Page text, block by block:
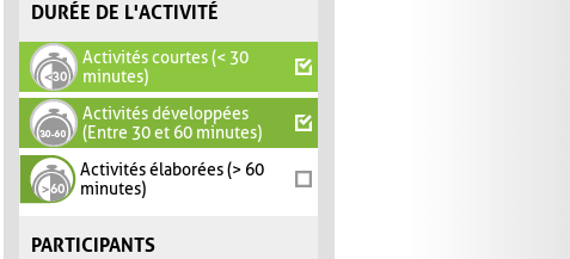
DURÉE DE L'ACTIVITÉ
Activités courtes (< 30
minutes)
Activités développées
(Entre 30 et 60 minutes)
Activités élaborées (> 60
minutes)
PARTICIPANTS